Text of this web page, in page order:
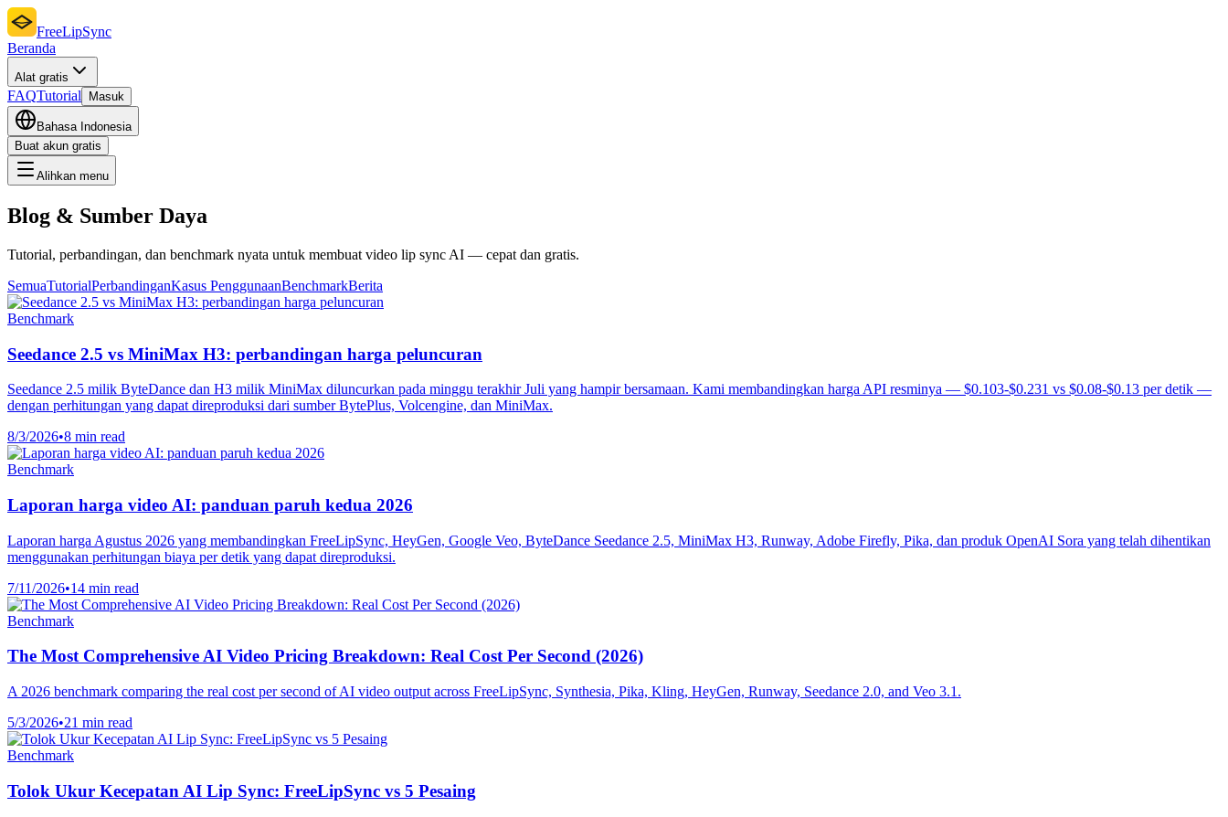
FreeLipSync
Beranda
Alat gratis
FAQTutorial Masuk
Bahasa Indonesia
Buat akun gratis
Alihkan menu
Blog & Sumber Daya
Tutorial, perbandingan, dan benchmark nyata untuk membuat video lip sync AI — cepat dan gratis.
SemuaTutorialPerbandinganKasus PenggunaanBenchmarkBerita
Benchmark
Seedance 2.5 vs MiniMax H3: perbandingan harga peluncuran
Seedance 2.5 milik ByteDance dan H3 milik MiniMax diluncurkan pada minggu terakhir Juli yang hampir bersamaan. Kami membandingkan harga API resminya — $0.103-$0.231 vs $0.08-$0.13 per detik —
dengan perhitungan yang dapat direproduksi dari sumber BytePlus, Volcengine, dan MiniMax.
8/3/2026•8 min read
Benchmark
Laporan harga video AI: panduan paruh kedua 2026
Laporan harga Agustus 2026 yang membandingkan FreeLipSync, HeyGen, Google Veo, ByteDance Seedance 2.5, MiniMax H3, Runway, Adobe Firefly, Pika, dan produk OpenAI Sora yang telah dihentikan
menggunakan perhitungan biaya per detik yang dapat direproduksi.
7/11/2026•14 min read
Benchmark
The Most Comprehensive AI Video Pricing Breakdown: Real Cost Per Second (2026)
A 2026 benchmark comparing the real cost per second of AI video output across FreeLipSync, Synthesia, Pika, Kling, HeyGen, Runway, Seedance 2.0, and Veo 3.1.
5/3/2026•21 min read
Benchmark
Tolok Ukur Kecepatan AI Lip Sync: FreeLipSync vs 5 Pesaing